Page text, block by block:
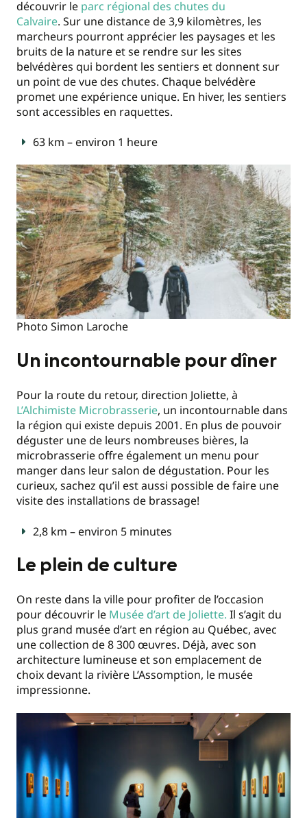
découvrir le parc régional des chutes du
Calvaire. Sur une distance de 3,9 kilomètres, les
marcheurs pourront apprécier les paysages et les
bruits de la nature et se rendre sur les sites
belvédères qui bordent les sentiers et donnent sur
un point de vue des chutes. Chaque belvédère
promet une expérience unique. En hiver, les sentiers
sont accessibles en raquettes.
63 km – environ 1 heure
Photo Simon Laroche
Un incontournable pour dîner
Pour la route du retour, direction Joliette, à
L’Alchimiste Microbrasserie, un incontournable dans
la région qui existe depuis 2001. En plus de pouvoir
déguster une de leurs nombreuses bières, la
microbrasserie offre également un menu pour
manger dans leur salon de dégustation. Pour les
curieux, sachez qu’il est aussi possible de faire une
visite des installations de brassage!
2,8 km – environ 5 minutes
Le plein de culture
On reste dans la ville pour profiter de l’occasion
pour découvrir le Musée d’art de Joliette. Il s’agit du
plus grand musée d’art en région au Québec, avec
une collection de 8 300 œuvres. Déjà, avec son
architecture lumineuse et son emplacement de
choix devant la rivière L’Assomption, le musée
impressionne.